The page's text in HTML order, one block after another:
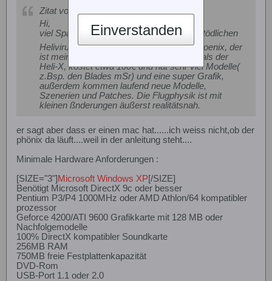
Zitat von
Hi,
viel Spaß mit dem glücklicherweise nicht tödlichen
Helivirus
. Beim Sim gibts noch den Phoenix, der
ist meiner Meinung nach deutlich besser als der
Heli-X, kostet etwa 100€ und hat sehr viel Modelle(
z.Bsp. den Blades mSr) und eine super Grafik,
außerdem kommen laufend neue Modelle,
Szenerien und Patches. Die Flugphysik ist mit
kleinen ßnderungen äußerst realitätsnah.
er sagt aber dass er einen mac hat......ich weiss nicht,ob der
phönix da läuft....weil in der anleitung steht....
Minimale Hardware Anforderungen :
[SIZE="3"] Microsoft Windows XP[/SIZE]
Benötigt Microsoft DirectX 9c oder besser
Pentium P3/P4 1000MHz oder AMD Athlon/64 kompatibler
prozessor
Geforce 4200/ATI 9600 Grafikkarte mit 128 MB oder
Nachfolgemodelle
100% DirectX kompatibler Soundkarte
256MB RAM
750MB freie Festplattenkapazität
DVD-Rom
USB-Port 1.1 oder 2.0
Einverstanden